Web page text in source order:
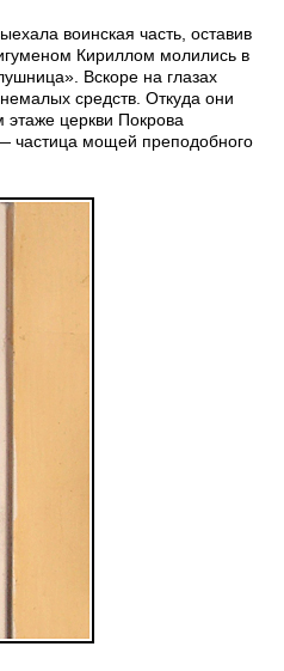
воинская часть, оставив
Кириллом молились в
Вскоре на глазах
средств. Откуда они
церкви Покрова
частица мощей преподобного